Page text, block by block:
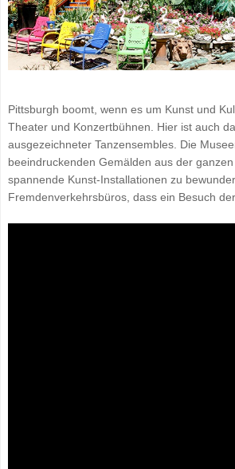
Pittsburgh boomt, wenn es um Kunst und
Theater und Konzertbühnen. Hier ist auch
ausgezeichneter Tanzensembles. Die
beeindruckenden Gemälden aus der
spannende Kunst-Installationen zu
Fremdenverkehrsbüros, dass ein Besuch